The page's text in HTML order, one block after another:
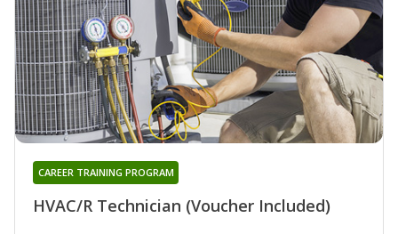
HVAC/R Technician (Voucher Included)
CAREER TRAINING PROGRAM